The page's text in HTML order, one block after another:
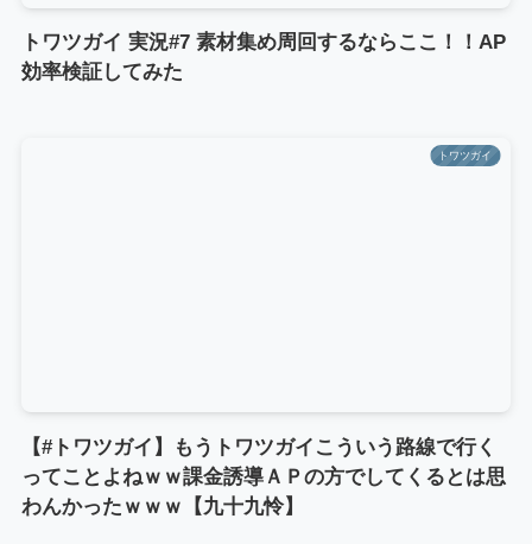
トワツガイ 実況#7 素材集め周回するならここ！！AP
効率検証してみた
トワツガイ
【#トワツガイ】もうトワツガイこういう路線で行く
ってことよねｗｗ課金誘導ＡＰの方でしてくるとは思
わんかったｗｗｗ【九十九怜】